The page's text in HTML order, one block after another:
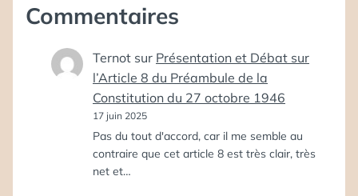
Commentaires
Ternot sur Présentation et Débat sur
l’Article 8 du Préambule de la
Constitution du 27 octobre 1946
17 juin 2025
Pas du tout d'accord, car il me semble au
contraire que cet article 8 est très clair, très
net et…